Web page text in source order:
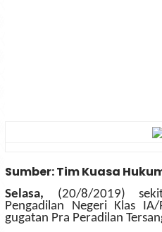
Sumber: Tim Kuasa
Selasa, (20/8/2019)
Pengadilan Negeri Klas IA/
gugatan Pra Peradilan